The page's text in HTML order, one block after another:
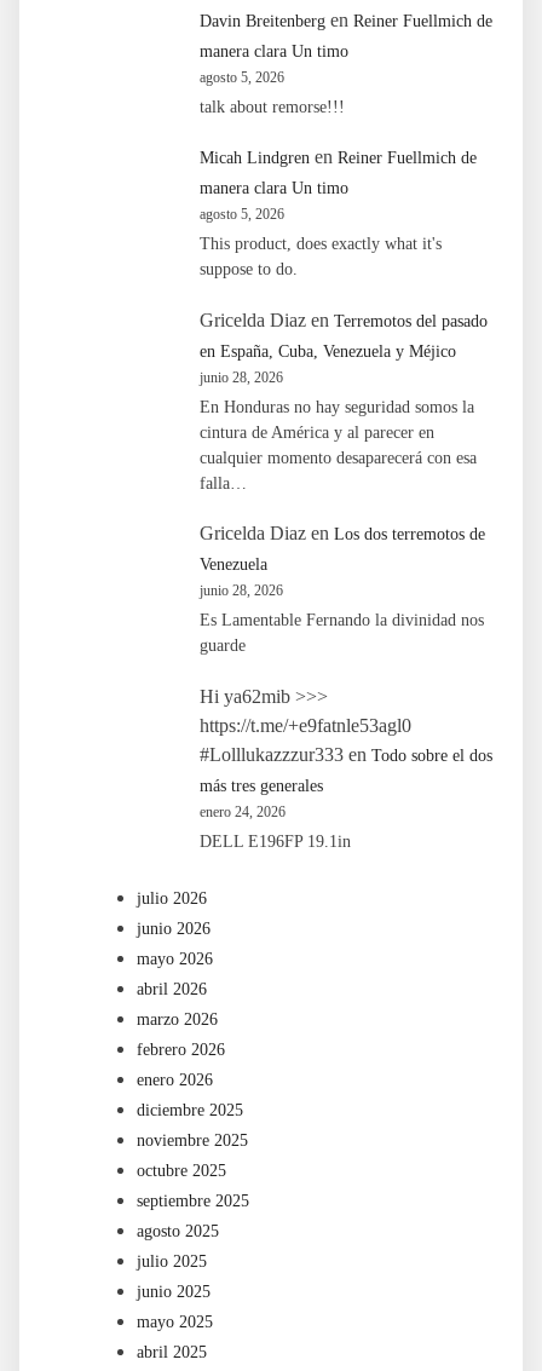
Davin Breitenberg en Reiner Fuellmich de
manera clara Un timo
agosto 5, 2026
talk about remorse!!!
Micah Lindgren en Reiner Fuellmich de
manera clara Un timo
agosto 5, 2026
This product, does exactly what it's
suppose to do.
Gricelda Diaz en Terremotos del pasado
en España, Cuba, Venezuela y Méjico
junio 28, 2026
En Honduras no hay seguridad somos la
cintura de América y al parecer en
cualquier momento desaparecerá con esa
falla…
Gricelda Diaz en Los dos terremotos de
Venezuela
junio 28, 2026
Es Lamentable Fernando la divinidad nos
guarde
Hi ya62mib >>>
https://t.me/+e9fatnle53agl0
#Lolllukazzzur333 en Todo sobre el dos
más tres generales
enero 24, 2026
DELL E196FP 19.1in
julio 2026
junio 2026
mayo 2026
abril 2026
marzo 2026
febrero 2026
enero 2026
diciembre 2025
noviembre 2025
octubre 2025
septiembre 2025
agosto 2025
julio 2025
junio 2025
mayo 2025
abril 2025